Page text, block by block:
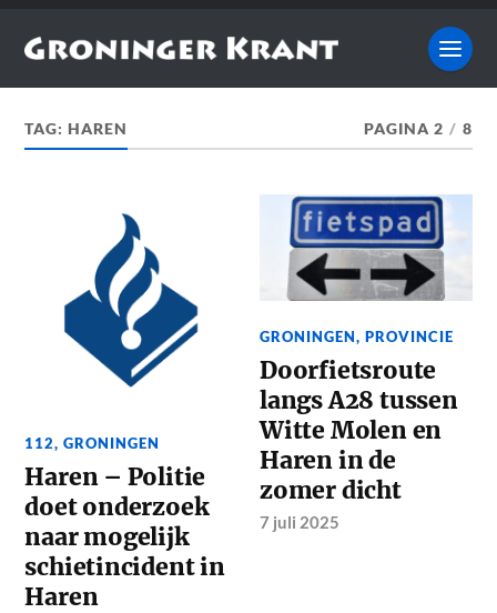
TAG:HAREN PAGINA 2 / 8
112,GRONINGEN
Haren – Politie
doet onderzoek
naar mogelijk
schietincident in
Haren
GRONINGEN,PROVINCIE
Doorfietsroute
langs A28 tussen
Witte Molen en
Haren in de
zomer dicht
7 juli 2025